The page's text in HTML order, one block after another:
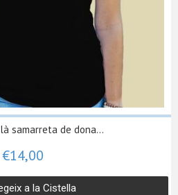
samarreta de dona...
€14,00
a la Cistella